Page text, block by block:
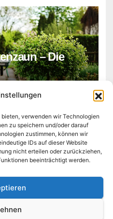
verwenden wir Technologien
zu speichern und/oder darauf
zustimmen, können wir
IDs auf dieser Website
nicht erteilen oder zurückziehen,
beeinträchtigt werden.
– Die
|